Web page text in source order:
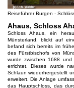
Reiseführer Burgen -
Ahaus, Schloss
Schloss Ahaus, ein
Münsterland, blickt auf
befand sich bereits im
des Fürstbischofs von
wurde zwischen 1688
errichtet. Dieses wurde
Schlaun wiederhergestellt
erweitert. Die Anlage
das Hauptschloss, das